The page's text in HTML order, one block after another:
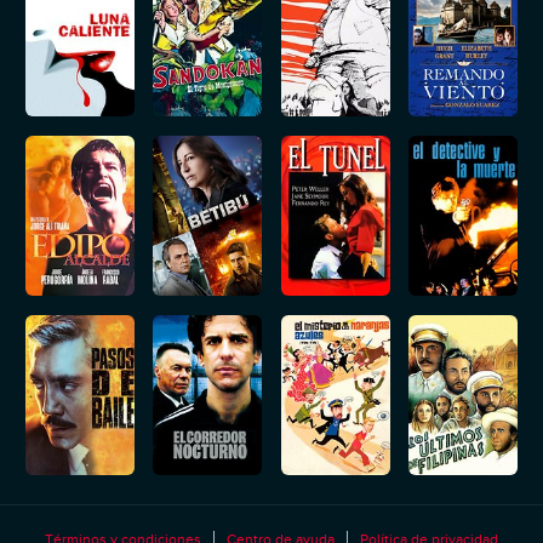
Términos y condiciones Centro de ayuda Política de privacidad